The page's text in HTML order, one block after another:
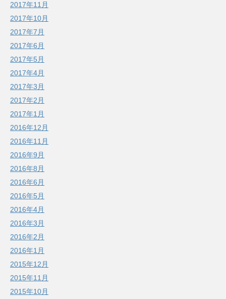
2017年11月
2017年10月
2017年7月
2017年6月
2017年5月
2017年4月
2017年3月
2017年2月
2017年1月
2016年12月
2016年11月
2016年9月
2016年8月
2016年6月
2016年5月
2016年4月
2016年3月
2016年2月
2016年1月
2015年12月
2015年11月
2015年10月